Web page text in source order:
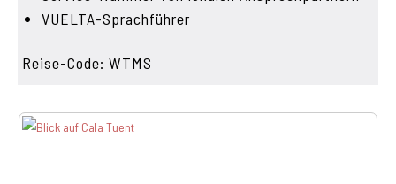
VUELTA-Sprachführer
Reise-Code: WTMS